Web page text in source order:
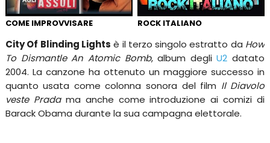
COME IMPROVVISARE ROCK ITALIANO
City Of Blinding Lights è il terzo singolo estratto da How
To Dismantle An Atomic Bomb, album degliU2 datato
2004. La canzone ha ottenuto un maggiore successo in
quanto usata come colonna sonora del film Il Diavolo
veste Pradama anche come introduzione ai comizi di
Barack Obama durante la sua campagna elettorale.